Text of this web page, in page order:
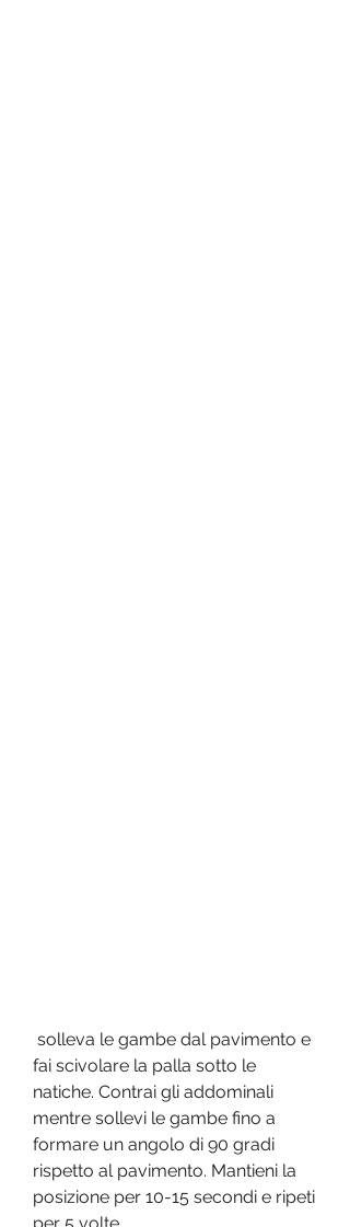
fai scivolare la palla sotto le
natiche. Contrai gli addominali
mentre sollevi le gambe fino a
formare un angolo di 90 gradi
rispetto al pavimento. Mantieni la
posizione per 10-15 secondi e ripeti